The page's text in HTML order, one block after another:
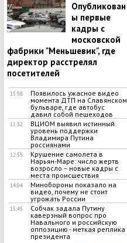
Опубликован
ы первые
кадры с
московской
фабрики "Меньшевик", где
директор расстрелял
посетителей
15:58
Появилось ужасное видео
момента ДТП на Славянском
бульваре, где автобус
давил собой пешеходов
11:32
ВЦИОМ выявил истинный
уровень поддержки
Владимира Путина
россиянами
12:55
Крушение самолета в
Нарьян-Маре: число жертв
возросло – новые кадры с
места происшествия
14:04
Минобороны показало на
видео, почему не стоит
угрожать России
15:45
Собчак задала Путину
каверзный вопрос про
Навального и российскую
оппозицию - меткая реплика
президента